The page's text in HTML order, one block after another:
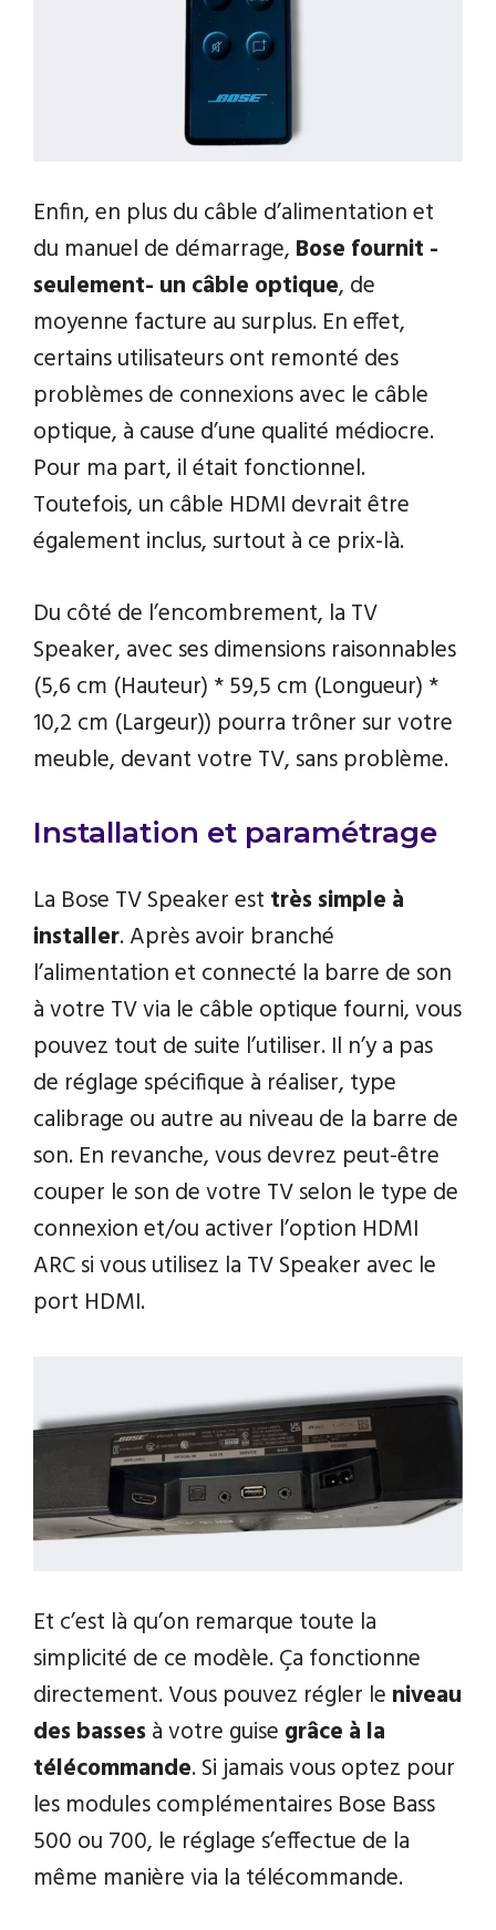
Enfin, en plus du câble d’alimentation et
du manuel de démarrage, Bose fournit -
seulement- un câble optique, de
moyenne facture au surplus. En effet,
certains utilisateurs ont remonté des
problèmes de connexions avec le câble
optique, à cause d’une qualité médiocre.
Pour ma part, il était fonctionnel.
Toutefois, un câble HDMI devrait être
également inclus, surtout à ce prix-là.
Du côté de l’encombrement, la TV
Speaker, avec ses dimensions raisonnables
(5,6 cm (Hauteur) * 59,5 cm (Longueur) *
10,2 cm (Largeur)) pourra trôner sur votre
meuble, devant votre TV, sans problème.
Installation et paramétrage
La Bose TV Speaker est très simple à
installer. Après avoir branché
l’alimentation et connecté la barre de son
à votre TV via le câble optique fourni, vous
pouvez tout de suite l’utiliser. Il n’y a pas
de réglage spécifique à réaliser, type
calibrage ou autre au niveau de la barre de
son. En revanche, vous devrez peut-être
couper le son de votre TV selon le type de
connexion et/ou activer l’option HDMI
ARC si vous utilisez la TV Speaker avec le
port HDMI.
Et c’est là qu’on remarque toute la
simplicité de ce modèle. Ça fonctionne
directement. Vous pouvez régler le niveau
des bassesà votre guise grâce à la
télécommande. Si jamais vous optez pour
les modules complémentaires Bose Bass
500 ou 700, le réglage s’effectue de la
même manière via la télécommande.